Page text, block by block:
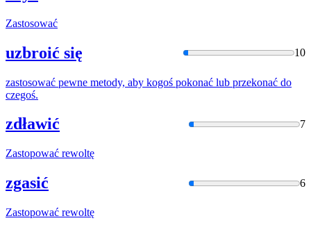
Zastosować
uzbroić się 10
zastosować pewne metody, aby kogoś pokonać lub przekonać do
czegoś.
zdławić 7
Zastopować rewoltę
zgasić 6
Zastopować rewoltę